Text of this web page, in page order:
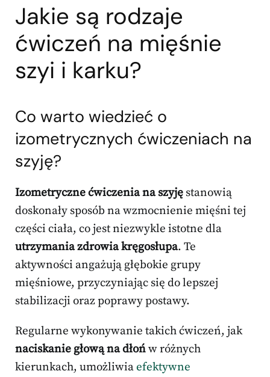
Jakie są rodzaje
ćwiczeń na mięśnie
szyi i karku?
Co warto wiedzieć o
izometrycznych ćwiczeniach na
szyję?
Izometryczne ćwiczenia na szyję stanowią
doskonały sposób na wzmocnienie mięśni tej
części ciała, co jest niezwykle istotne dla
utrzymania zdrowia kręgosłupa. Te
aktywności angażują głębokie grupy
mięśniowe, przyczyniając się do lepszej
stabilizacji oraz poprawy postawy.
Regularne wykonywanie takich ćwiczeń, jak
naciskanie głową na dłońw różnych
kierunkach, umożliwiaefektywne